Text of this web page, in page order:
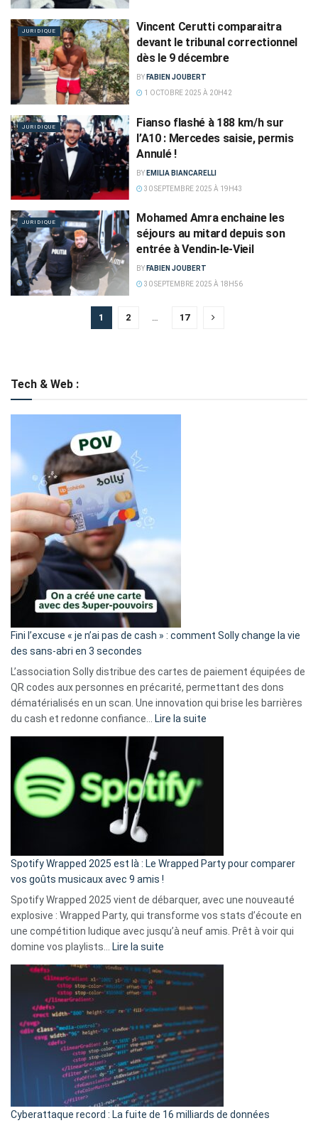
JURIDIQUE
Vincent Cerutti comparaitra
devant le tribunal correctionnel
dès le 9 décembre
BY FABIEN JOUBERT
1 OCTOBRE 2025 À 20H42
JURIDIQUE
Fianso flashé à 188 km/h sur
l’A10 : Mercedes saisie, permis
Annulé !
BY EMILIA BIANCARELLI
30 SEPTEMBRE 2025 À 19H43
JURIDIQUE
Mohamed Amra enchaine les
séjours au mitard depuis son
entrée à Vendin-le-Vieil
BY FABIEN JOUBERT
30 SEPTEMBRE 2025 À 18H56
1 2 17
Tech & Web :
Fini l’excuse « je n’ai pas de cash » : comment Solly change la vie
des sans-abri en 3 secondes
L’association Solly distribue des cartes de paiement équipées de
QR codes aux personnes en précarité, permettant des dons
dématérialisés en un scan. Une innovation qui brise les barrières
du cash et redonne confiance…
Lire la suite
»
Solly
change
la
des
3
secondes
Spotify Wrapped 2025 est là : Le Wrapped Party pour comparer
vos goûts musicaux avec 9 amis !
Spotify Wrapped 2025 vient de débarquer, avec une nouveauté
explosive : Wrapped Party, qui transforme vos stats d’écoute en
une compétition ludique avec jusqu’à neuf amis. Prêt à voir qui
domine vos playlists…
Lire la suite
Wrapped
est
là
:
Le
Wrapped
Party
pour
comparer
Cyberattaque record : La fuite de 16 milliards de données